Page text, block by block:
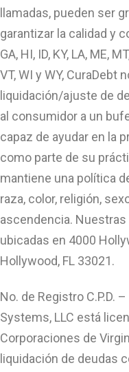
llamadas, pueden ser
garantizar la calidad y
GA, HI, ID, KY, LA, ME,
VT, WI y WY,
liquidación/ajuste de
al consumidor a un
capaz de ayudar en la
como parte de su
mantiene una política
raza, color, religión,
ascendencia.
ubicadas en 4000
Hollywood, FL 33021.
No. de Registro C.P.D.
Systems, LLC está
Corporaciones de
liquidación de deudas